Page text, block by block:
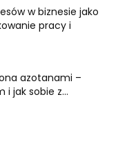
w biznesie jako
pracy i
azotanami –
jak sobie z...